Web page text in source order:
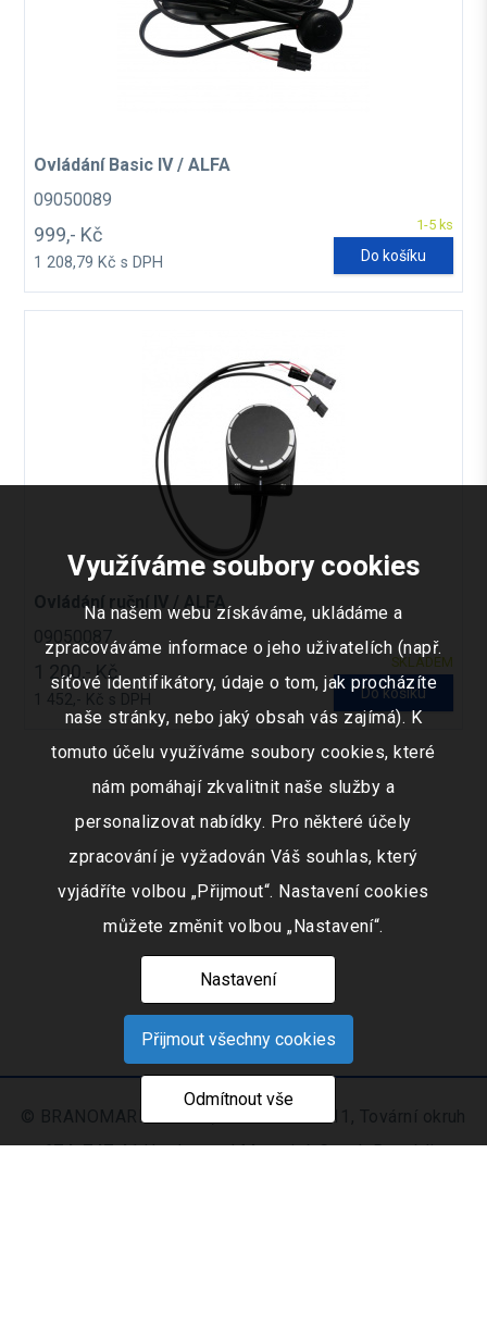
Ovládání Basic IV / ALFA
09050089
1-5 ks
999,- Kč
1 208,79 Kč s DPH Do košíku
Ovládání ruční IV / ALFA
09050087
SKLADEM
1 200,- Kč
1 452,- Kč s DPH Do košíku
© BRANOMARKET s.r.o., IČO: 253 51 311, Tovární okruh
674, 747 41 Hradec nad Moravicí, Czech Republic
Využíváme soubory cookies
Na našem webu získáváme, ukládáme a
zpracováváme informace o jeho uživatelích (např.
síťové identifikátory, údaje o tom, jak procházíte
naše stránky, nebo jaký obsah vás zajímá). K
tomuto účelu využíváme soubory cookies, které
nám pomáhají zkvalitnit naše služby a
personalizovat nabídky. Pro některé účely
zpracování je vyžadován Váš souhlas, který
vyjádříte volbou „Přijmout“. Nastavení cookies
můžete změnit volbou „Nastavení“.
Nastavení
Přijmout všechny cookies
Odmítnout vše